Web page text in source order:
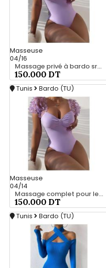
Masseuse
04/16
Massage privé à bardo srd 55066248
150.000 DT
Tunis Bardo (TU)
Masseuse
04/14
Massage complet pour les hommes srd à bardo
150.000 DT
Tunis Bardo (TU)